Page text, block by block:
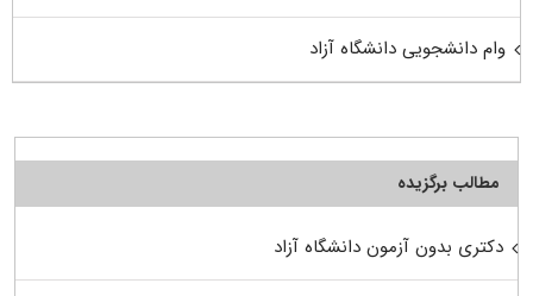
وام دانشجویی دانشگاه آزاد
مطالب برگزیده
دکتری بدون آزمون دانشگاه آزاد